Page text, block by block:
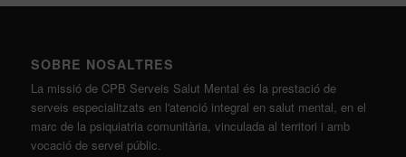
SOBRE NOSALTRES
La missió de CPB Serveis Salut Mental és la prestació de
serveis especialitzats en l'atenció integral en salut mental, en el
marc de la psiquiatria comunitària, vinculada al territori i amb
vocació de servei públic.